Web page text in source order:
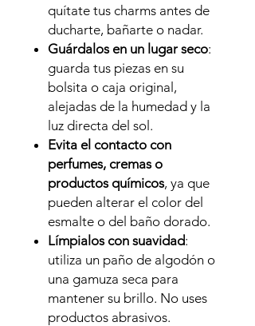
quítate tus charms antes de
ducharte, bañarte o nadar.
Guárdalos en un lugar seco:
guarda tus piezas en su
bolsita o caja original,
alejadas de la humedad y la
luz directa del sol.
Evita el contacto con
perfumes, cremas o
productos químicos, ya que
pueden alterar el color del
esmalte o del baño dorado.
Límpialos con suavidad:
utiliza un paño de algodón o
una gamuza seca para
mantener su brillo. No uses
productos abrasivos.